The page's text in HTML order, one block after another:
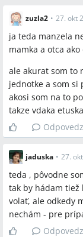
zuzla2 • 27. okt
ja teda manzela
mamka a otca
ale akurat som to
jednotke a som si
akosi som na to
takze vdaka
Odpovedz
jaduska • 27.
teda , pôvodne
tak by hádam tiež
volať, ale odkedy
nechám - pre
Odpovedz